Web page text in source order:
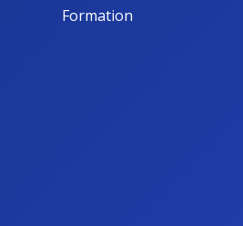
Formation